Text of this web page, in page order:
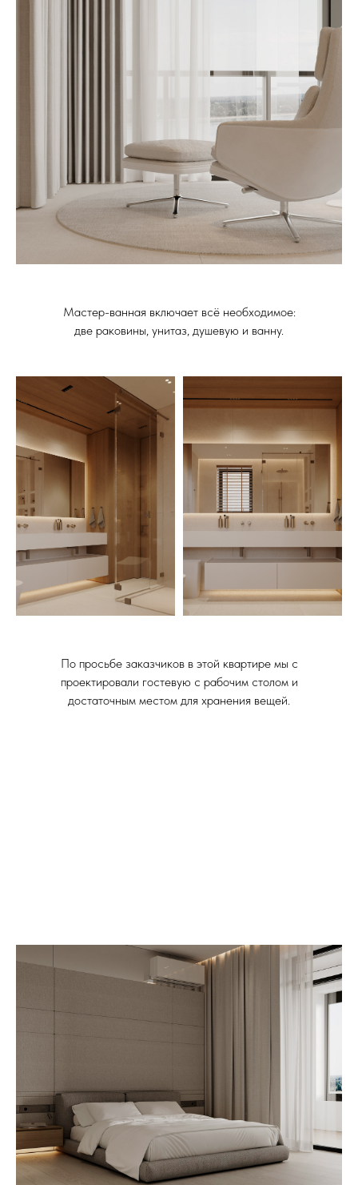
Мастер-ванная включает всё необходимое:
две раковины, унитаз, душевую и ванну.
По просьбе заказчиков в этой квартире мы с
проектировали гостевую с рабочим столом и
достаточным местом для хранения вещей.